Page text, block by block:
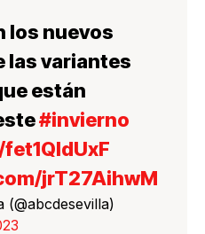
los nuevos
las variantes
están
#invierno
jrT27AihwM